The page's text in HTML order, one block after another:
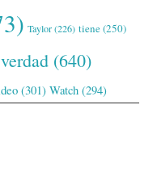
Taylor(226) tiene(250)
verdad (640)
(301) Watch (294)